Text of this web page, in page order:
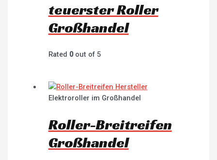
teuerster Roller
Großhandel
Rated 0out of 5
Elektroroller im Großhandel
Roller-Breitreifen
Großhandel